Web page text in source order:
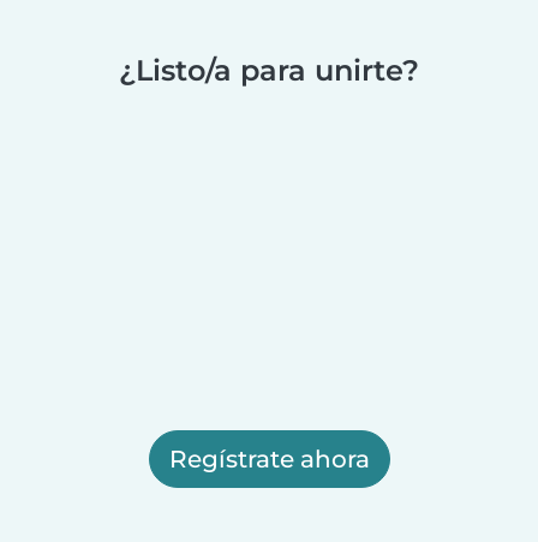
¿Listo/a para unirte?
Regístrate ahora